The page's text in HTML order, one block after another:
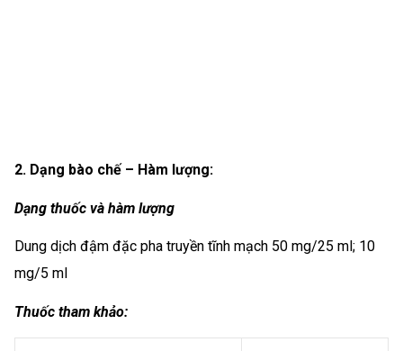
2. Dạng bào chế – Hàm lượng:
Dạng thuốc và hàm lượng
Dung dịch đậm đặc pha truyền tĩnh mạch 50 mg/25 ml; 10
mg/5 ml
Thuốc tham khảo: